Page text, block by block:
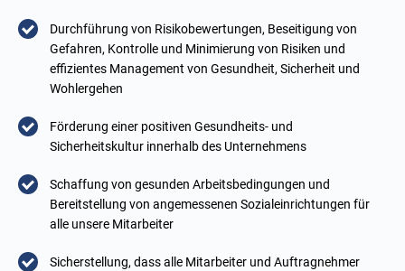
Durchführung von Risikobewertungen, Beseitigung von
Gefahren, Kontrolle und Minimierung von Risiken und
effizientes Management von Gesundheit, Sicherheit und
Wohlergehen
Förderung einer positiven Gesundheits- und
Sicherheitskultur innerhalb des Unternehmens
Schaffung von gesunden Arbeitsbedingungen und
Bereitstellung von angemessenen Sozialeinrichtungen für
alle unsere Mitarbeiter
Sicherstellung, dass alle Mitarbeiter und Auftragnehmer